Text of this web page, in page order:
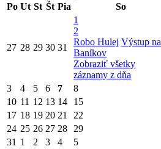
Po Ut St Št Pia So
27 28 29 30 31
1
2
Robo Hulej Výstup na
Baníkov
Zobraziť všetky
záznamy z dňa
3
4 5 6 7 8
10 11 12 13 14 15
17 18 19 20 21 22
24 25 26 27 28 29
31 1 2 3 4 5